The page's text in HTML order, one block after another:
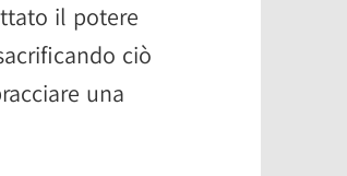
il potere
ciò
una